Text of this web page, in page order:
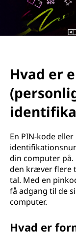
o
Hvad er
En PIN-kode
din computer på.
den kræver flere
tal. Med en
få adgang til de
computer.
Hvad er